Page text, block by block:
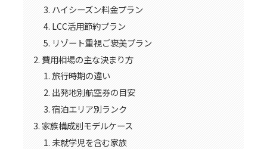
ハイシーズン料金プラン
LCC活用節約プラン
リゾート重視ご褒美プラン
費用相場の主な決まり方
旅行時期の違い
出発地別航空券の目安
宿泊エリア別ランク
家族構成別モデルケース
未就学児を含む家族